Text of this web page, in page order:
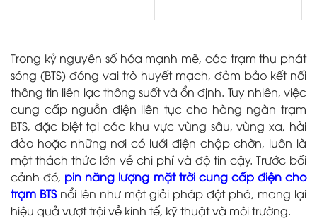
Trong kỷ nguyên số hóa mạnh mẽ, các trạm thu phát
sóng (BTS) đóng vai trò huyết mạch, đảm bảo kết nối
thông tin liên lạc thông suốt và ổn định. Tuy nhiên, việc
cung cấp nguồn điện liên tục cho hàng ngàn trạm
BTS, đặc biệt tại các khu vực vùng sâu, vùng xa, hải
đảo hoặc những nơi có lưới điện chập chờn, luôn là
một thách thức lớn về chi phí và độ tin cậy. Trước bối
cảnh đó, pin năng lượng mặt trời cung cấp điện cho
trạm BTSnổi lên như một giải pháp đột phá, mang lại
hiệu quả vượt trội về kinh tế, kỹ thuật và môi trường.